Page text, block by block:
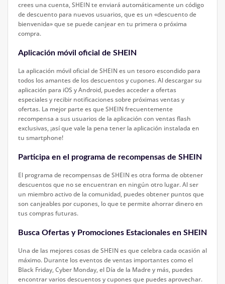
crees una cuenta, SHEIN te enviará automáticamente un código
de descuento para nuevos usuarios, que es un «descuento de
bienvenida» que se puede canjear en tu primera o próxima
compra.
Aplicación móvil oficial de SHEIN
La aplicación móvil oficial de SHEIN es un tesoro escondido para
todos los amantes de los descuentos y cupones. Al descargar su
aplicación para iOS y Android, puedes acceder a ofertas
especiales y recibir notificaciones sobre próximas ventas y
ofertas. La mejor parte es que SHEIN frecuentemente
recompensa a sus usuarios de la aplicación con ventas flash
exclusivas, ¡así que vale la pena tener la aplicación instalada en
tu smartphone!
Participa en el programa de recompensas de SHEIN
El programa de recompensas de SHEIN es otra forma de obtener
descuentos que no se encuentran en ningún otro lugar. Al ser
un miembro activo de la comunidad, puedes obtener puntos que
son canjeables por cupones, lo que te permite ahorrar dinero en
tus compras futuras.
Busca Ofertas y Promociones Estacionales en SHEIN
Una de las mejores cosas de SHEIN es que celebra cada ocasión al
máximo. Durante los eventos de ventas importantes como el
Black Friday, Cyber Monday, el Día de la Madre y más, puedes
encontrar varios descuentos y cupones que puedes aprovechar.